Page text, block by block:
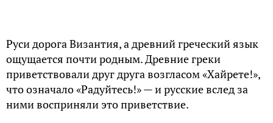
Руси дорога Византия, а древний греческий язык
ощущается почти родным. Древние греки
приветствовали друг друга возгласом «Хайрете!»,
что означало «Радуйтесь!» — и русские вслед за
ними восприняли это приветствие.